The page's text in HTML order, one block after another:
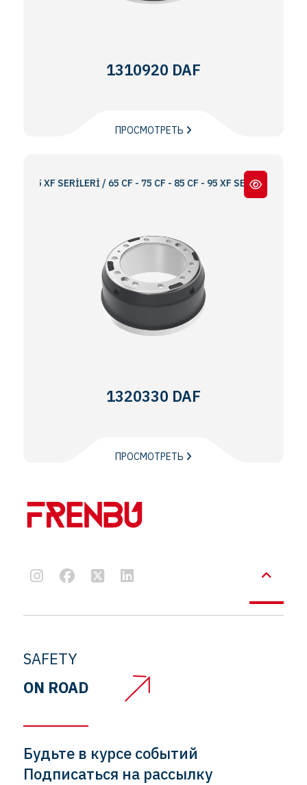
1310920 DAF
ПРОСМОТРЕТЬ
XF SERİLERİ / 65 CF - 75 CF - 85 CF - 95 XF SERIES
1320330 DAF
ПРОСМОТРЕТЬ
SAFETY
ON ROAD
Будьте в курсе событий
Подписаться на рассылку